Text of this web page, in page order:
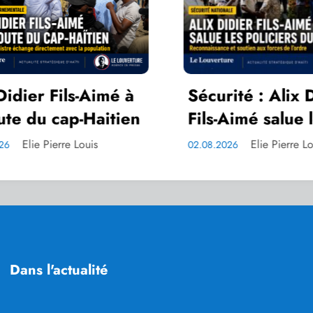
Sécurité : Alix Didier
Fils-Aimé salue les
policiers du Nord
02.08.2026
Dr
co-
Dans l'actualité